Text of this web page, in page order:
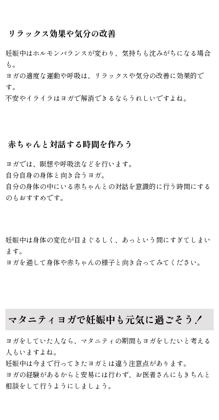
リラックス効果や気分の改善
妊娠中はホルモンバランスが変わり、気持ちも沈みがちになる場合
も。
ヨガの適度な運動や呼吸は、リラックスや気分の改善に効果的で
す。
不安やイライラはヨガで解消できるならうれしいですよね。
赤ちゃんと対話する時間を作ろう
ヨガでは、瞑想や呼吸法などを行います。
自分自身の身体と向き合うヨガ。
自分の身体の中にいる赤ちゃんとの対話を意識的に行う時間にする
のもおすすめです。
妊娠中は身体の変化が目まぐるしく、あっという間にすぎてしまい
ます。
ヨガを通して身体や赤ちゃんの様子と向き合ってみてください。
マタニティヨガで妊娠中も元気に過ごそう！
ヨガをしていた人なら、マタニティの期間もヨガをしたいと考える
人もいますよね。
妊娠中は今まで行ってきたヨガとは違う注意点があります。
ヨガの経験があるからと安易には行わず、お医者さんにもきちんと
相談をして行うようにしましょう。